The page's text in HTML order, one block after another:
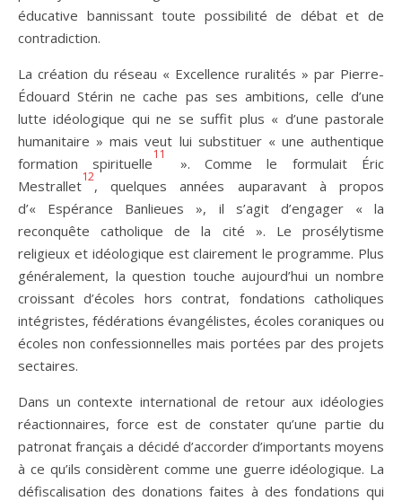
éducative bannissant toute possibilité de débat et de
contradiction.
La création du réseau « Excellence ruralités » par Pierre-
Édouard Stérin ne cache pas ses ambitions, celle d’une
lutte idéologique qui ne se suffit plus « d’une pastorale
humanitaire » mais veut lui substituer « une authentique
formation spirituelle
11
». Comme le formulait Éric
Mestrallet
12
, quelques années auparavant à propos
d’« Espérance Banlieues », il s’agit d’engager « la
reconquête catholique de la cité ». Le prosélytisme
religieux et idéologique est clairement le programme. Plus
généralement, la question touche aujourd’hui un nombre
croissant d’écoles hors contrat, fondations catholiques
intégristes, fédérations évangélistes, écoles coraniques ou
écoles non confessionnelles mais portées par des projets
sectaires.
Dans un contexte international de retour aux idéologies
réactionnaires, force est de constater qu’une partie du
patronat français a décidé d’accorder d’importants moyens
à ce qu’ils considèrent comme une guerre idéologique. La
défiscalisation des donations faites à des fondations qui